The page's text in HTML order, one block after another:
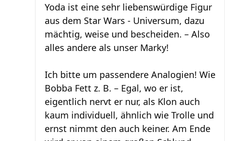
Yoda ist eine sehr liebenswürdige Figur
aus dem Star Wars - Universum, dazu
mächtig, weise und bescheiden. – Also
alles andere als unser Marky!
Ich bitte um passendere Analogien! Wie
Bobba Fett z. B. – Egal, wo er ist,
eigentlich nervt er nur, als Klon auch
kaum individuell, ähnlich wie Trolle und
ernst nimmt den auch keiner. Am Ende